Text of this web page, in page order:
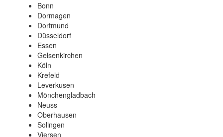
Bonn
Dormagen
Dortmund
Düsseldorf
Essen
Gelsenkirchen
Köln
Krefeld
Leverkusen
Mönchengladbach
Neuss
Oberhausen
Solingen
Viersen